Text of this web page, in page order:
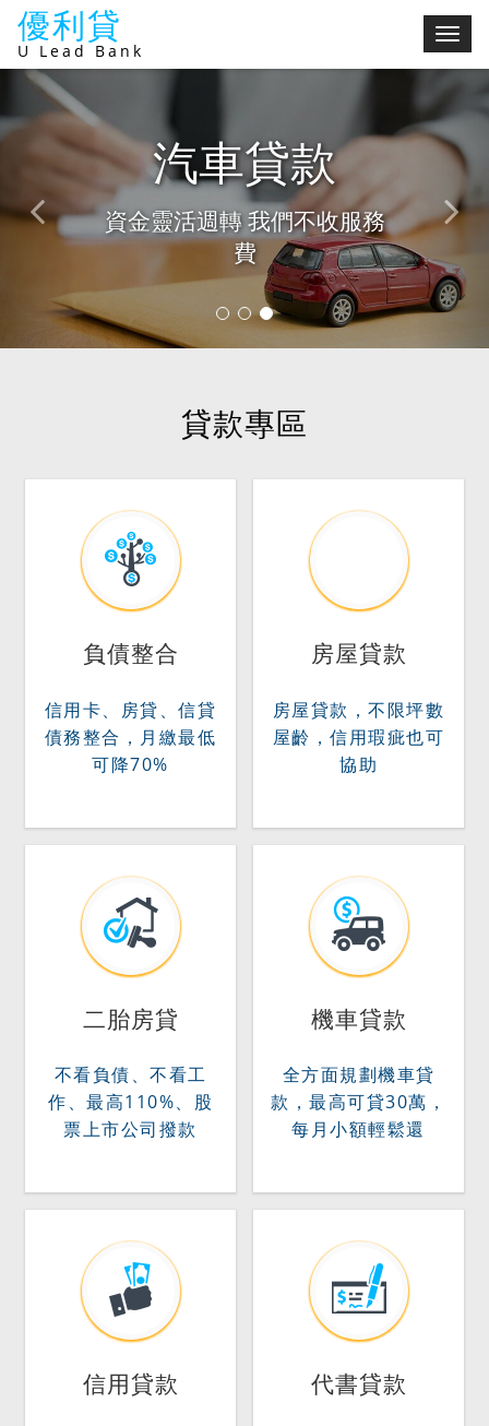
切
選
單
優利貸
U Lead Bank
債務整合
最佳理債策略 減輕財務壓力
房屋貸款
不限屋齡坪數 信用瑕疵可協
助
汽車貸款
資金靈活週轉 我們不收服務
費
1 2 3
貸款專區
負債整合
信用卡、房貸、信貸
債務整合，月繳最低
可降70%
房屋貸款
房屋貸款，不限坪數
屋齡，信用瑕疵也可
協助
二胎房貸
不看負債、不看工
作、最高110%、股
票上市公司撥款
機車貸款
全方面規劃機車貸
款，最高可貸30萬，
每月小額輕鬆還
信用貸款 代書貸款